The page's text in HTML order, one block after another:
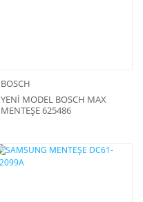
BOSCH
YENİ MODEL BOSCH MAX
MENTEŞE 625486